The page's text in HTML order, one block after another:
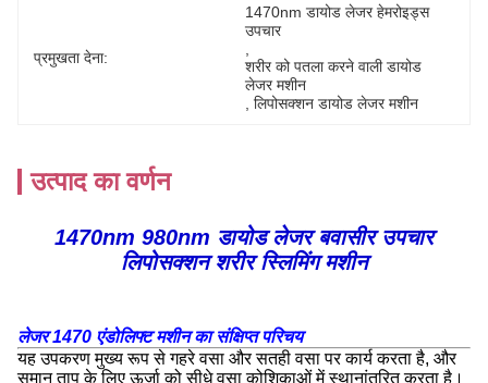
प्रमुखता देना:
1470nm डायोड लेजर हेमरोइड्स
उपचार
शरीर को पतला करने वाली डायोड
लेजर मशीन
लिपोसक्शन डायोड लेजर मशीन
उत्पाद का वर्णन
1470nm 980nm डायोड लेजर बवासीर उपचार
लिपोसक्शन शरीर स्लिमिंग मशीन
लेजर 1470 एंडोलिफ्ट मशीन का संक्षिप्त परिचय
यह उपकरण मुख्य रूप से गहरे वसा और सतही वसा पर कार्य करता है, और
समान ताप के लिए ऊर्जा को सीधे वसा कोशिकाओं में स्थानांतरित करता है।